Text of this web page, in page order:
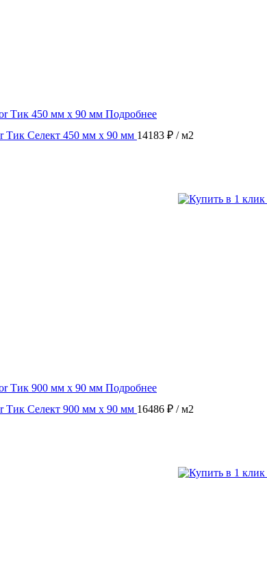
Подробнее
Тик Селект 450 мм х 90 мм 14183 ₽ / м2
Подробнее
Тик Селект 900 мм х 90 мм 16486 ₽ / м2